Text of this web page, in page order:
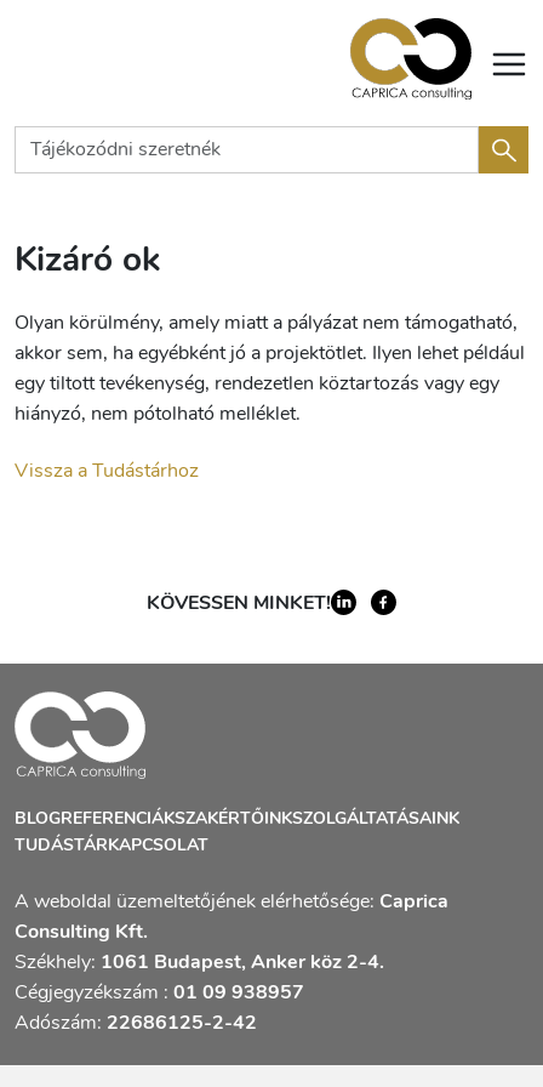
Kizáró ok
Olyan körülmény, amely miatt a pályázat nem támogatható,
akkor sem, ha egyébként jó a projektötlet. Ilyen lehet például
egy tiltott tevékenység, rendezetlen köztartozás vagy egy
hiányzó, nem pótolható melléklet.
Vissza a Tudástárhoz
KÖVESSEN MINKET!
BLOGREFERENCIÁKSZAKÉRTŐINKSZOLGÁLTATÁSAINK
TUDÁSTÁRKAPCSOLAT
A weboldal üzemeltetőjének elérhetősége: Caprica
Consulting Kft.
Székhely: 1061 Budapest, Anker köz 2-4.
Cégjegyzékszám : 01 09 938957
Adószám: 22686125-2-42